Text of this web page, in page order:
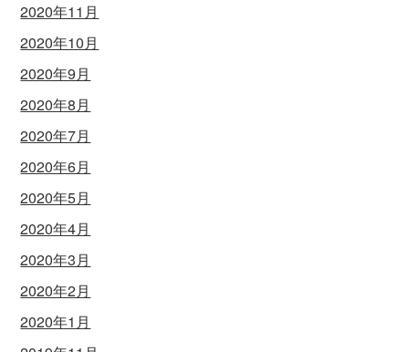
2020年11月
2020年10月
2020年9月
2020年8月
2020年7月
2020年6月
2020年5月
2020年4月
2020年3月
2020年2月
2020年1月